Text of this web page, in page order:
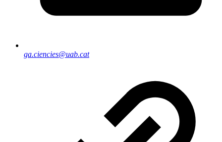
ga.ciencies@uab.cat